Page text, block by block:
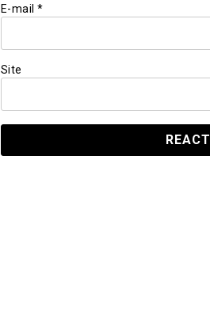
E-mail *
Site